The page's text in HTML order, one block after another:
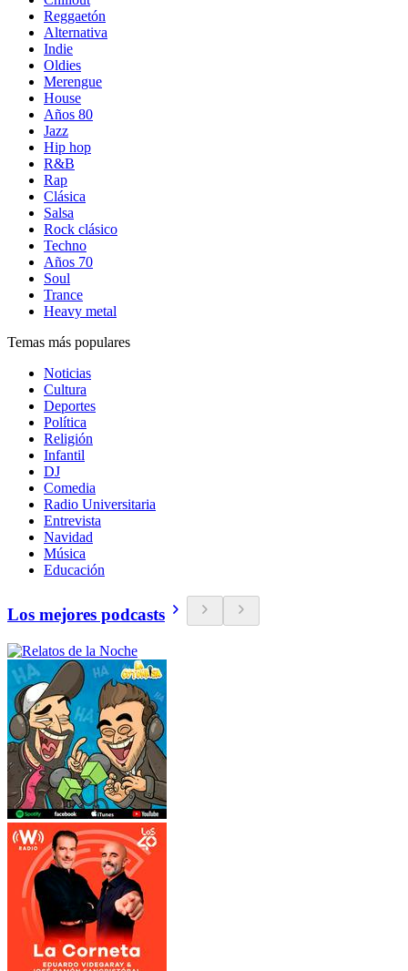
Reggaetón
Alternativa
Indie
Oldies
Merengue
House
Años 80
Jazz
Hip hop
R&B
Rap
Clásica
Salsa
Rock clásico
Techno
Años 70
Soul
Trance
Heavy metal
Temas más populares
Noticias
Cultura
Deportes
Política
Religión
Infantil
DJ
Comedia
Radio Universitaria
Entrevista
Navidad
Música
Educación
Los mejores podcasts